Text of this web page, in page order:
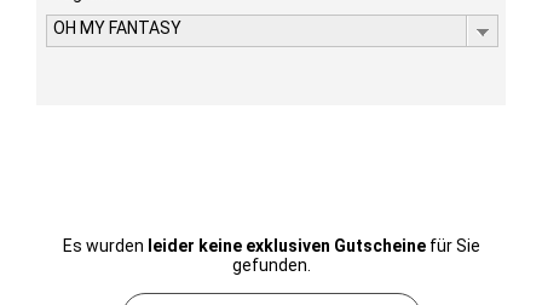
OH MY FANTASY
Es wurden leider keine exklusiven Gutscheinefür Sie
gefunden.